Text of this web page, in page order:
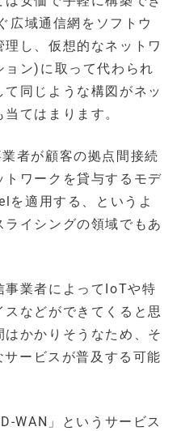
広域通信網をソフトウ
し、仮想的なネットワ
ョン)に取って代わられ
同じような構図がネッ
てはまります。
者が顧客の拠点間接続
ワークを貸与するモデ
適用する、というよ
イシングの領域でもあ
事業者によってIoTや特
などができてくると思
かかりそうなため、そ
ービスが普及する可能
WAN」というサービス